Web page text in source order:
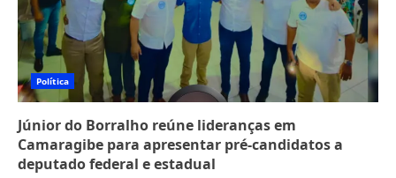
Política
Júnior do Borralho reúne lideranças em
Camaragibe para apresentar pré-candidatos a
deputado federal e estadual